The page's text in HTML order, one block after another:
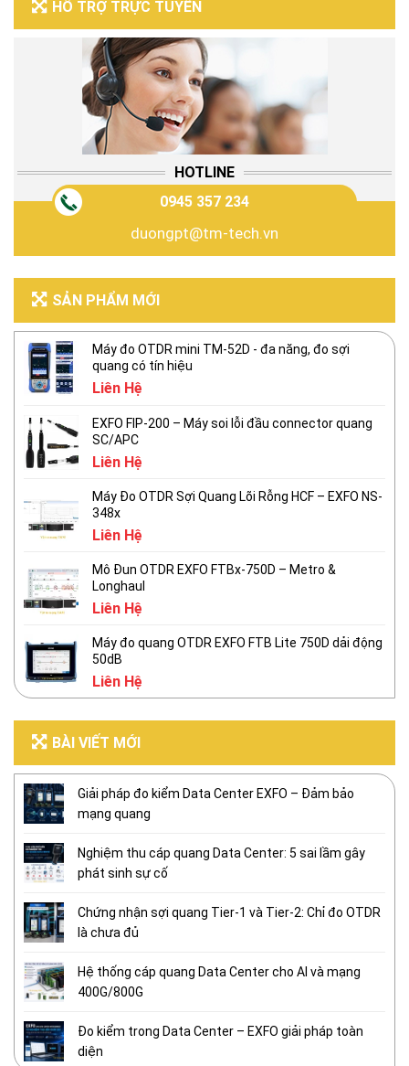
HỖ TRỢ TRỰC TUYẾN
HOTLINE
0945 357 234
duongpt@tm-tech.vn
SẢN PHẨM MỚI
Máy đo OTDR mini TM-52D - đa năng, đo sợi
quang có tín hiệu
Liên Hệ
EXFO FIP-200 – Máy soi lỗi đầu connector quang
SC/APC
Liên Hệ
Máy Đo OTDR Sợi Quang Lõi Rỗng HCF – EXFO NS-
348x
Liên Hệ
Mô Đun OTDR EXFO FTBx-750D – Metro &
Longhaul
Liên Hệ
Máy đo quang OTDR EXFO FTB Lite 750D dải động
50dB
Liên Hệ
BÀI VIẾT MỚI
Giải pháp đo kiểm Data Center EXFO – Đảm bảo
mạng quang
Nghiệm thu cáp quang Data Center: 5 sai lầm gây
phát sinh sự cố
Chứng nhận sợi quang Tier-1 và Tier-2: Chỉ đo OTDR
là chưa đủ
Hệ thống cáp quang Data Center cho AI và mạng
400G/800G
Đo kiểm trong Data Center – EXFO giải pháp toàn
diện